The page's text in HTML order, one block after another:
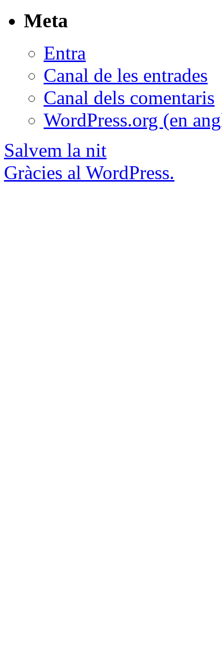
Meta
Entra
Canal de les entrades
Canal dels comentaris
WordPress.org (en
Salvem la nit
Gràcies al WordPress.